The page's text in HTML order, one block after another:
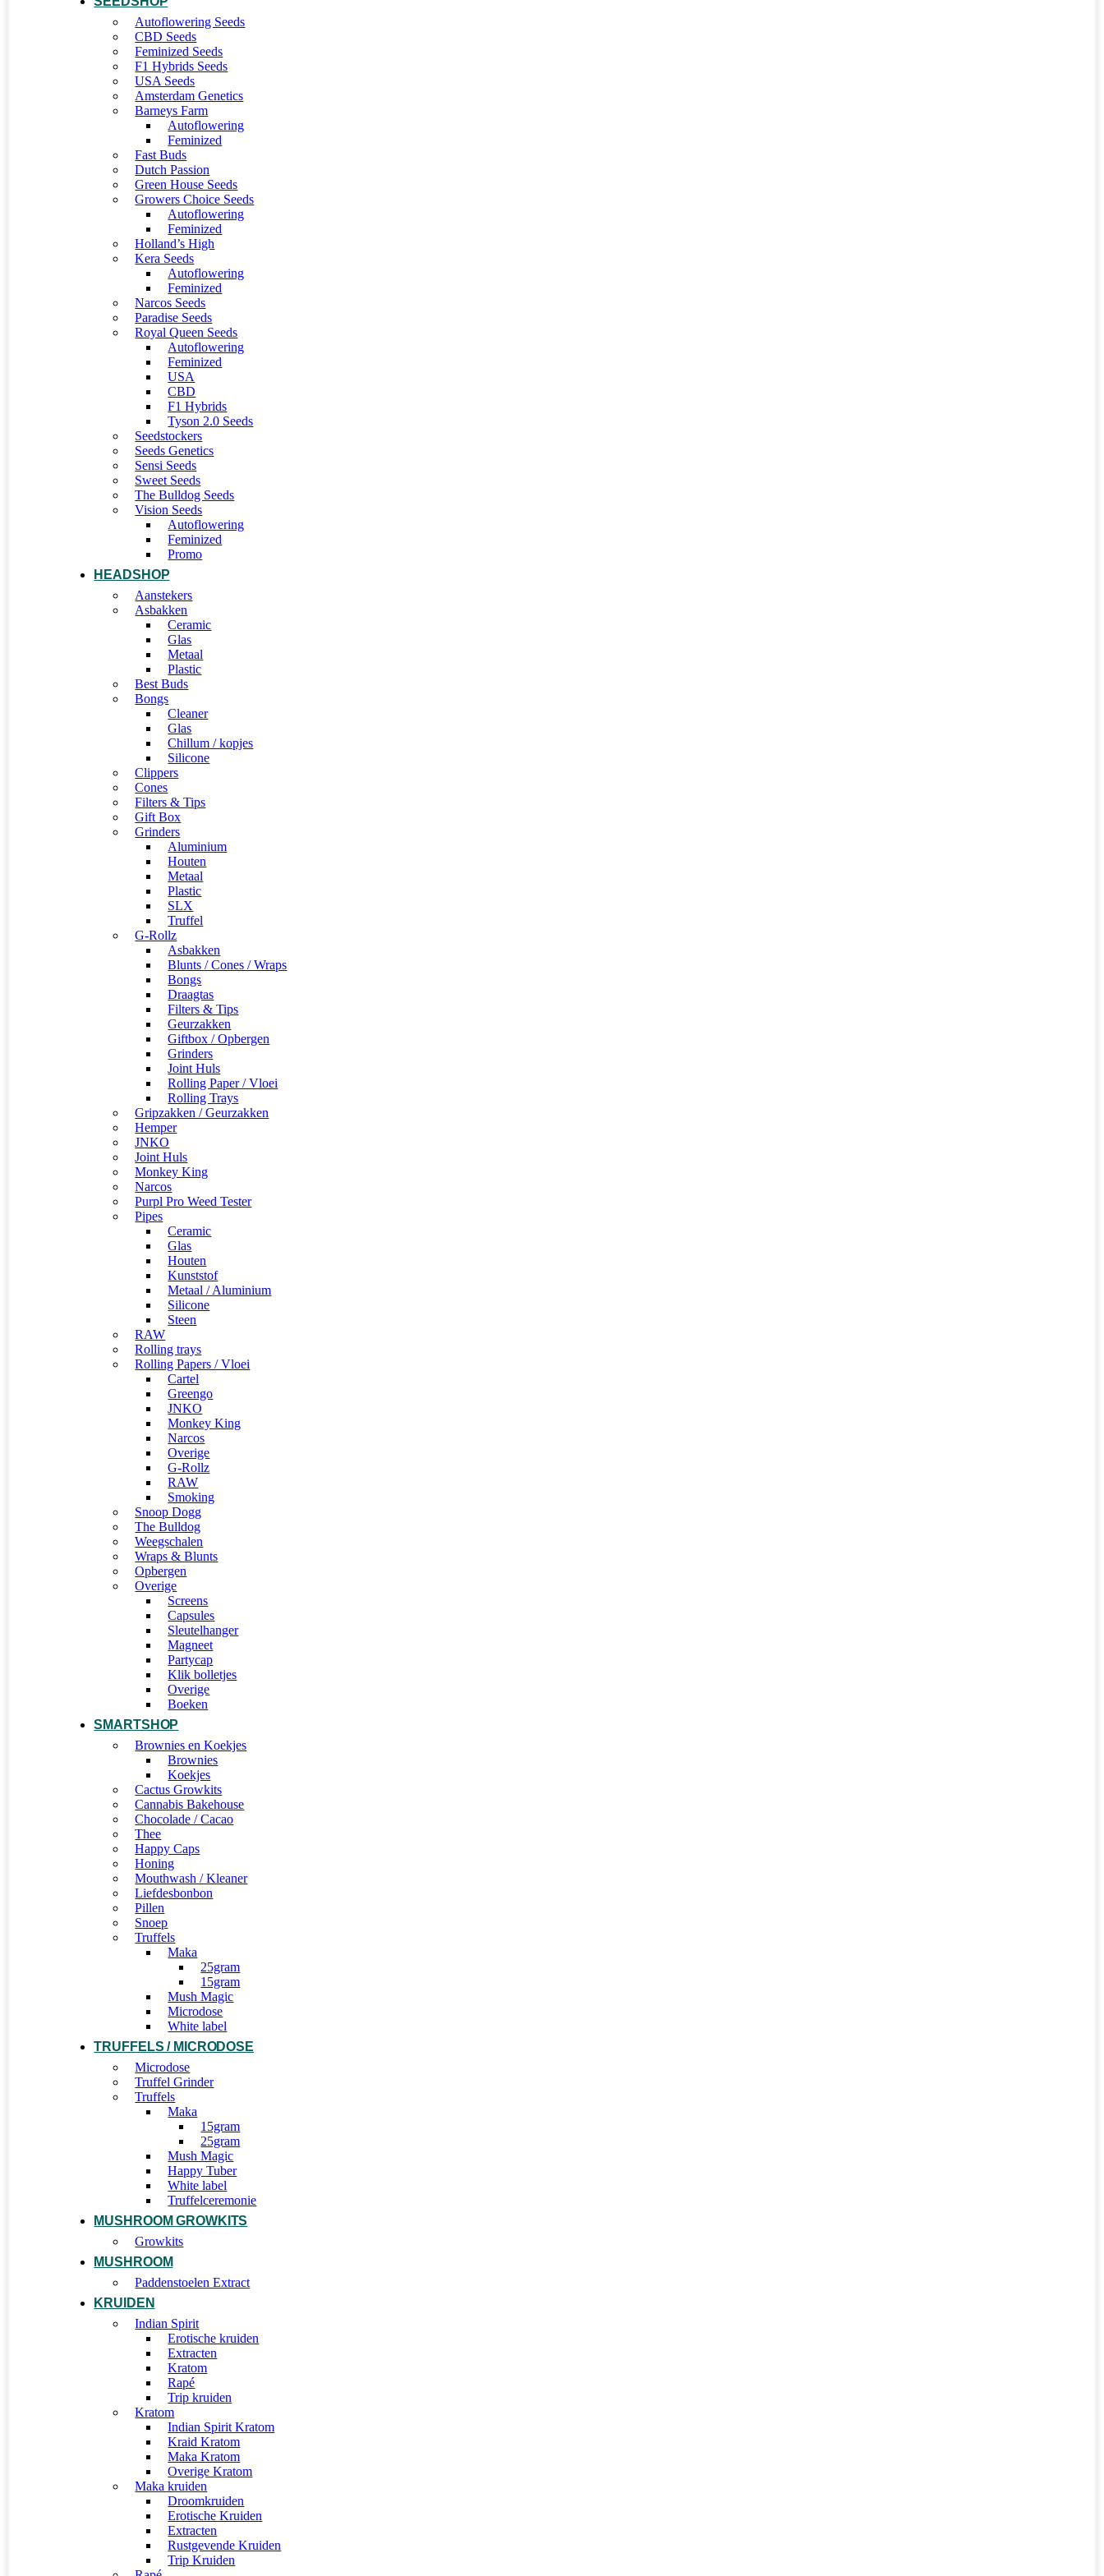
Autoflowering Seeds
CBD Seeds
Feminized Seeds
F1 Hybrids Seeds
USA Seeds
Amsterdam Genetics
Barneys Farm
Autoflowering
Feminized
Fast Buds
Dutch Passion
Green House Seeds
Growers Choice Seeds
Autoflowering
Feminized
Holland’s High
Kera Seeds
Autoflowering
Feminized
Narcos Seeds
Paradise Seeds
Royal Queen Seeds
Autoflowering
Feminized
USA
CBD
F1 Hybrids
Tyson 2.0 Seeds
Seedstockers
Seeds Genetics
Sensi Seeds
Sweet Seeds
The Bulldog Seeds
Vision Seeds
Autoflowering
Feminized
Promo
HEADSHOP
Aanstekers
Asbakken
Ceramic
Glas
Metaal
Plastic
Best Buds
Bongs
Cleaner
Glas
Chillum / kopjes
Silicone
Clippers
Cones
Filters & Tips
Gift Box
Grinders
Aluminium
Houten
Metaal
Plastic
SLX
Truffel
G-Rollz
Asbakken
Blunts / Cones / Wraps
Bongs
Draagtas
Filters & Tips
Geurzakken
Giftbox / Opbergen
Grinders
Joint Huls
Rolling Paper / Vloei
Rolling Trays
Gripzakken / Geurzakken
Hemper
JNKO
Joint Huls
Monkey King
Narcos
Purpl Pro Weed Tester
Pipes
Ceramic
Glas
Houten
Kunststof
Metaal / Aluminium
Silicone
Steen
RAW
Rolling trays
Rolling Papers / Vloei
Cartel
Greengo
JNKO
Monkey King
Narcos
Overige
G-Rollz
RAW
Smoking
Snoop Dogg
The Bulldog
Weegschalen
Wraps & Blunts
Opbergen
Overige
Screens
Capsules
Sleutelhanger
Magneet
Partycap
Klik bolletjes
Overige
Boeken
SMARTSHOP
Brownies en Koekjes
Brownies
Koekjes
Cactus Growkits
Cannabis Bakehouse
Chocolade / Cacao
Thee
Happy Caps
Honing
Mouthwash / Kleaner
Liefdesbonbon
Pillen
Snoep
Truffels
Maka
25gram
15gram
Mush Magic
Microdose
White label
TRUFFELS / MICRODOSE
Microdose
Truffel Grinder
Truffels
Maka
15gram
25gram
Mush Magic
Happy Tuber
White label
Truffelceremonie
MUSHROOM GROWKITS
Growkits
MUSHROOM
Paddenstoelen Extract
KRUIDEN
Indian Spirit
Erotische kruiden
Extracten
Kratom
Rapé
Trip kruiden
Kratom
Indian Spirit Kratom
Kraid Kratom
Maka Kratom
Overige Kratom
Maka kruiden
Droomkruiden
Erotische Kruiden
Extracten
Rustgevende Kruiden
Trip Kruiden